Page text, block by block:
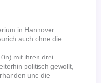
in Hannover
auch ohne die
mit ihren drei
politisch gewollt,
und die